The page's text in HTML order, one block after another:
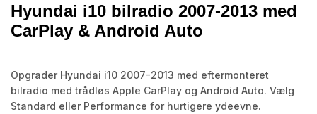
Hyundai i10 bilradio 2007-2013 med
CarPlay & Android Auto
Opgrader Hyundai i10 2007-2013 med eftermonteret
bilradio med trådløs Apple CarPlay og Android Auto. Vælg
Standard eller Performance for hurtigere ydeevne.